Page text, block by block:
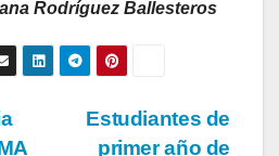
Rodríguez Ballesteros
Estudiantes de
primer año de